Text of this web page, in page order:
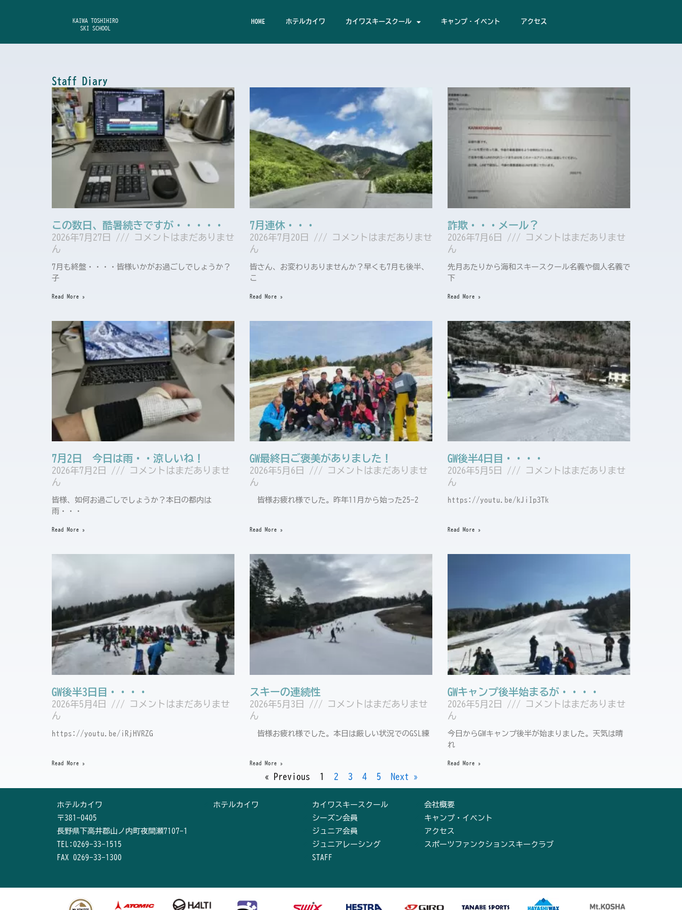
ス
KAIWA TOSHIHIRO
SKI SCHOOL
HOME ホテルカイワ カイワスキースクール キャンプ・イベント アクセス
Staff Diary
この数日、酷暑続きですが・・・・・
2026年7月27日
コメントはまだありませ
ん
7月も終盤・・・・皆様いかがお過ごしでしょうか？
子
Read More »
7月連休・・・
2026年7月20日
コメントはまだありませ
ん
皆さん、お変わりありませんか？早くも7月も後半、
こ
Read More »
詐欺・・・メール？
2026年7月6日
コメントはまだありませ
ん
先月あたりから海和スキースクール名義や個人名義で
下
Read More »
7月2日 今日は雨・・涼しいね！
2026年7月2日
コメントはまだありませ
ん
皆様、如何お過ごしでしょうか？本日の都内は
雨・・・
Read More »
GW最終日ご褒美がありました！
2026年5月6日
コメントはまだありませ
ん
皆様お疲れ様でした。昨年11月から始った25ｰ2
Read More »
GW後半4日目・・・・
2026年5月5日
コメントはまだありませ
ん
https://youtu.be/kJiIp3Tk
Read More »
GW後半3日目・・・・
2026年5月4日
コメントはまだありませ
ん
https://youtu.be/iRjHVRZG
Read More »
スキーの連続性
2026年5月3日
コメントはまだありませ
ん
皆様お疲れ様でした。本日は厳しい状況でのGSL練
Read More »
GWキャンプ後半始まるが・・・・
2026年5月2日
コメントはまだありませ
ん
今日からGWキャンプ後半が始まりました。天気は晴
れ
Read More »
« Previous 1
ー
ジ
2
ー
ジ
3
ペ
4
ペ
ー
ジ
5 Next »
ホテルカイワ
〒381-0405
長野県下高井郡山ノ内町夜間瀬7107-1
TEL:0269-33-1515
FAX 0269-33-1300
ホテルカイワ
カイワスキースクール
シーズン会員
ジュニア会員
ジュニアレーシング
STAFF
会社概要
キャンプ・イベント
アクセス
スポーツファンクションスキークラブ